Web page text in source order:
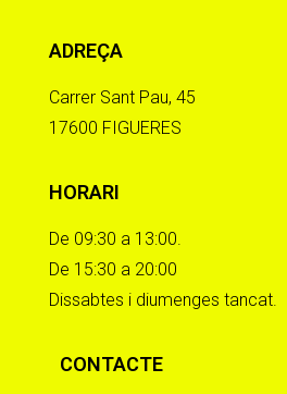
ADREÇA
Carrer Sant Pau, 45
17600 FIGUERES
HORARI
De 09:30 a 13:00.
De 15:30 a 20:00
Dissabtes i diumenges tancat.
CONTACTE